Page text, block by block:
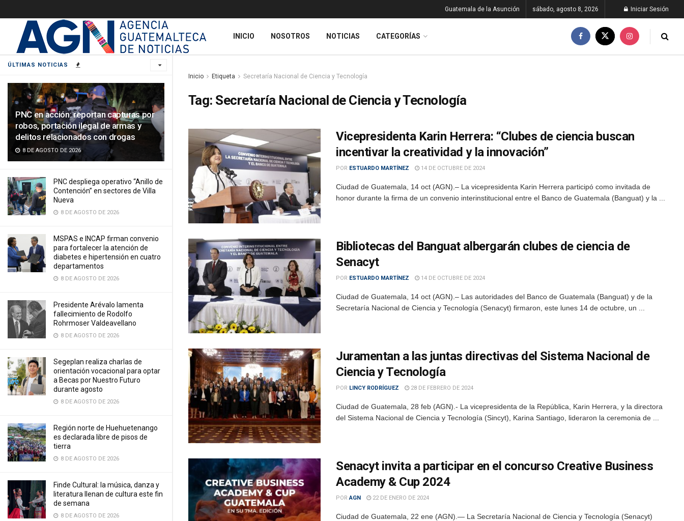
ÚLTIMAS NOTICIAS
PNC en acción: reportan capturas por
robos, portación ilegal de armas y
delitos relacionados con drogas
8 DE AGOSTO DE 2026
PNC despliega operativo “Anillo de
Contención” en sectores de Villa
Nueva
8 DE AGOSTO DE 2026
MSPAS e INCAP firman convenio
para fortalecer la atención de
diabetes e hipertensión en cuatro
departamentos
8 DE AGOSTO DE 2026
Presidente Arévalo lamenta
fallecimiento de Rodolfo
Rohrmoser Valdeavellano
8 DE AGOSTO DE 2026
Segeplan realiza charlas de
orientación vocacional para optar
a Becas por Nuestro Futuro
durante agosto
8 DE AGOSTO DE 2026
Región norte de Huehuetenango
es declarada libre de pisos de
tierra
8 DE AGOSTO DE 2026
Finde Cultural: la música, danza y
literatura llenan de cultura este fin
de semana
8 DE AGOSTO DE 2026
Guatemala de la Asunción sábado, agosto 8, 2026 Iniciar Sesión
INICIO NOSOTROS NOTICIAS CATEGORÍAS
Inicio Etiqueta Secretaría Nacional de Ciencia y Tecnología
Tag: Secretaría Nacional de Ciencia y Tecnología
Vicepresidenta Karin Herrera: “Clubes de ciencia buscan
incentivar la creatividad y la innovación”
POR ESTUARDO MARTÍNEZ 14 DE OCTUBRE DE 2024
Ciudad de Guatemala, 14 oct (AGN).– La vicepresidenta Karin Herrera participó como invitada de
honor durante la firma de un convenio interinstitucional entre el Banco de Guatemala (Banguat) y la ...
Bibliotecas del Banguat albergarán clubes de ciencia de
Senacyt
POR ESTUARDO MARTÍNEZ 14 DE OCTUBRE DE 2024
Ciudad de Guatemala, 14 oct (AGN).– Las autoridades del Banco de Guatemala (Banguat) y de la
Secretaría Nacional de Ciencia y Tecnología (Senacyt) firmaron, este lunes 14 de octubre, un ...
Juramentan a las juntas directivas del Sistema Nacional de
Ciencia y Tecnología
POR LINCY RODRÍGUEZ 28 DE FEBRERO DE 2024
Ciudad de Guatemala, 28 feb (AGN).- La vicepresidenta de la República, Karin Herrera, y la directora
del Sistema Nacional de Ciencia y Tecnología (Sincyt), Karina Santiago, lideraron la ceremonia de ...
Senacyt invita a participar en el concurso Creative Business
Academy & Cup 2024
POR AGN 22 DE ENERO DE 2024
Ciudad de Guatemala, 22 ene (AGN).— La Secretaría Nacional de Ciencia y Tecnología (Senacyt)